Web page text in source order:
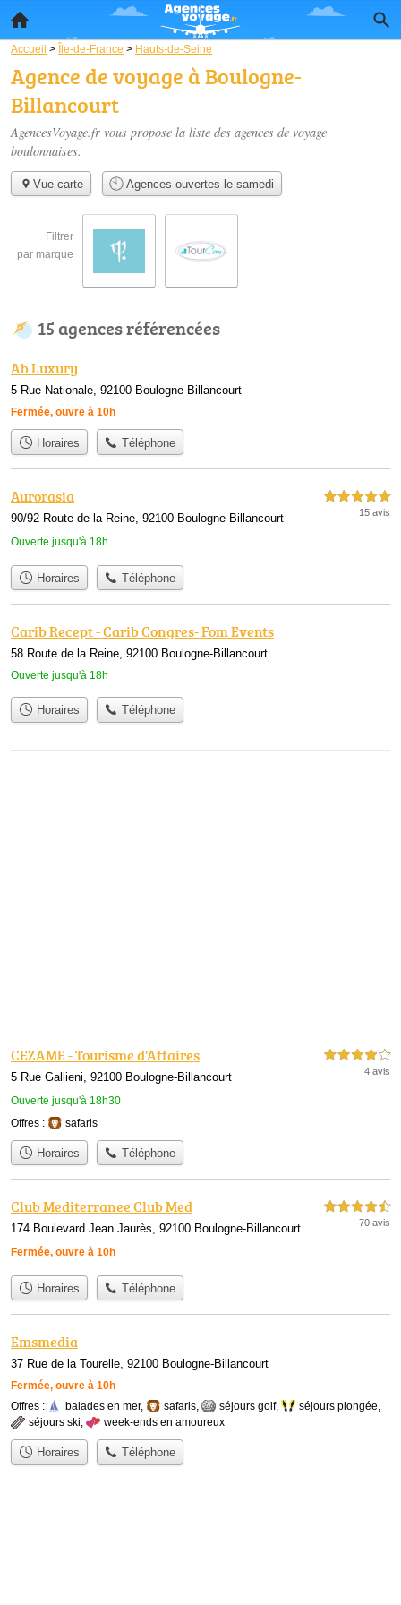
Accueil > Île-de-France > Hauts-de-Seine
Agence de voyage à Boulogne-
Billancourt
AgencesVoyage.fr vous propose la liste des agences de voyage
boulonnaises.
Vue carte Agences ouvertes le samedi
Filtrer
par marque
15 agences référencées
Ab Luxury
5 Rue Nationale, 92100 Boulogne-Billancourt
Fermée, ouvre à 10h
Horaires Téléphone
Aurorasia
90/92 Route de la Reine, 92100 Boulogne-Billancourt
Ouverte jusqu'à 18h
5,0 étoiles sur 5
15 avis
Horaires Téléphone
Carib Recept - Carib Congres- Fom Events
58 Route de la Reine, 92100 Boulogne-Billancourt
Ouverte jusqu'à 18h
Horaires Téléphone
CEZAME - Tourisme d'Affaires
5 Rue Gallieni, 92100 Boulogne-Billancourt
Ouverte jusqu'à 18h30
4,0 étoiles sur 5
4 avis
Offres : safaris
Horaires Téléphone
Club Mediterranee Club Med
174 Boulevard Jean Jaurès, 92100 Boulogne-Billancourt
Fermée, ouvre à 10h
4,5 étoiles sur 5
70 avis
Horaires Téléphone
Emsmedia
37 Rue de la Tourelle, 92100 Boulogne-Billancourt
Fermée, ouvre à 10h
Offres :
balades en mer, safaris, séjours golf, séjours plongée,
séjours ski, week-ends en amoureux
Horaires Téléphone